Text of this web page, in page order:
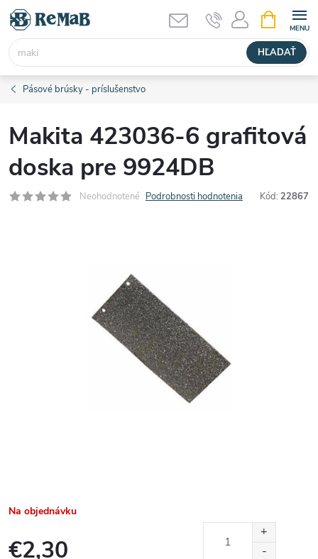
Prejsť
obsah
HĽADAŤ
KOŠÍK
Pásové brúsky - príslušenstvo
Makita 423036-6 grafitová
doska pre 9924DB
Neohodnotené Podrobnosti hodnotenia Kód: 22867
Na objednávku
€2,30